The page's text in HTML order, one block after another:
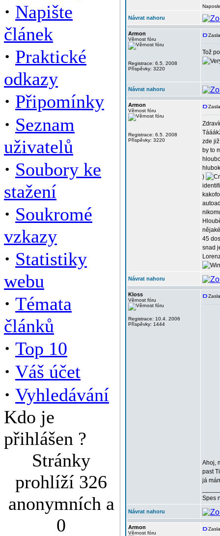
· Napište
článek
· Praktické
odkazy
· Připomínky
· Seznam
uživatelů
· Soubory ke
stažení
· Soukromé
vzkazy
· Statistiky
webu
· Témata
článků
· Top 10
· Váš účet
· Vyhledávání
Kdo je
přihlášen ?
Stránky
prohlíží 326
anonymních a
0
Návrat nahoru
Armon
Věrnost fóru
Registrace: 6.5. 2008
Příspěvky: 3220
Tož
Návrat nahoru
Armon
Věrnost fóru
Registrace: 6.5. 2008
Příspěvky: 3220
zde
by to
)
45
snad
Návrat nahoru
Kloss
Věrnost fóru
Registrace: 10.4. 2006
Příspěvky: 1444
Ahoj,
past
já
Spes
Návrat nahoru
Armon
Věrnost fóru